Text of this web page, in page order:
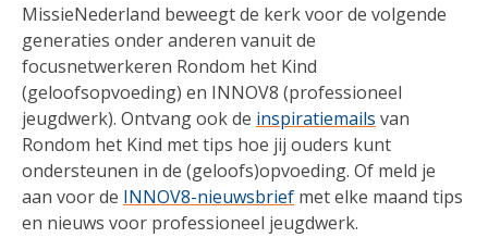
MissieNederland beweegt de kerk voor de volgende
generaties onder anderen vanuit de
focusnetwerkeren Rondom het Kind
(geloofsopvoeding) en INNOV8 (professioneel
jeugdwerk). Ontvang ook de inspiratiemails van
Rondom het Kind met tips hoe jij ouders kunt
ondersteunen in de (geloofs)opvoeding. Of meld je
aan voor de INNOV8-nieuwsbrief met elke maand tips
en nieuws voor professioneel jeugdwerk.